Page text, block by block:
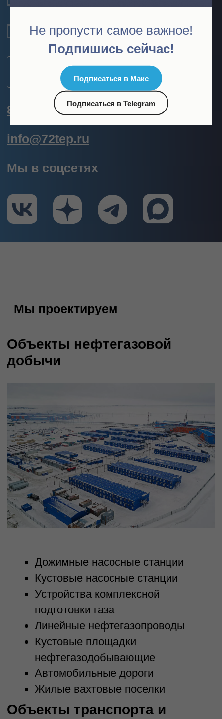
— сети водоснабжения и
— сети дождевой канализации
— сети связи
— электрические сети
— сети наружного освещения
Объекты капитального
строительсва
сооружения и т.п.)
ТОР)
Вахтовые жилые комплексы (ВЖК)
Проектирование реконструкции
Смотреть выполненные проекты
Почему выбирают нас
Наша команда состоит из опытных
специалистов, которые имеют глубокие
знания и навыки в области
проектирования. Мы готовы взяться за
гарантировать высокое качество работы
Мы следим за последними тенденциями
в области проектирования и используем
для создания эффективных и
инновационных решений
Инновации и технологии
Не пропусти самое важное!
Подпишись сейчас!
Подписаться в Макс
Подписаться в Telegram